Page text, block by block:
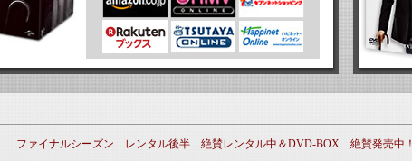
ファイナルシーズン レンタル後半 絶賛レンタル中＆DVD-BOX 絶賛発売中！